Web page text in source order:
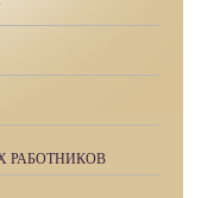
РАБОТНИКОВ